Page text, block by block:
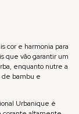
cor e harmonia para
que vão garantir um
enquanto nutre a
de bambu e
Urbanique é